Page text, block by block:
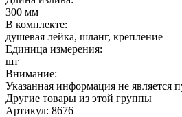
300 мм
В комплекте:
душевая лейка, шланг, крепление
Единица измерения:
шт
Внимание:
Указанная информация не является
Другие товары из этой группы
Артикул: 8676